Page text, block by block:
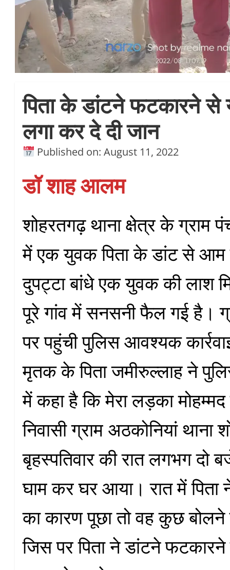
पिता के डांटने फटकारने
लगा कर दे दी जान
Published on: August 11, 2022
डॉ शाह आलम
शोहरतगढ़ थाना क्षेत्र के ग्राम
में एक युवक पिता के डांट से
दुपट्टा बांधे एक युवक की लाश
पूरे गांव में सनसनी फैल गई है।
पर पहुंची पुलिस आवश्यक
मृतक के पिता जमीरुल्लाह ने
में कहा है कि मेरा लड़का
निवासी ग्राम अठकोनियां थाना
बृहस्पतिवार की रात लगभग दो
घाम कर घर आया। रात में
का कारण पूछा तो वह कुछ
जिस पर पिता ने डांटने